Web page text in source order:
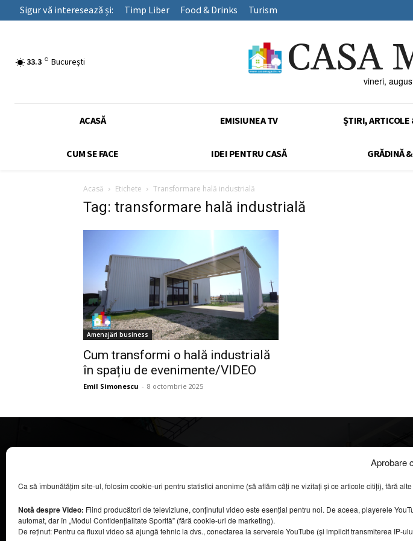
Aprobare
Ca să îmbunătățim site-ul, folosim cookie-uri pentru statistici anonime (să aflăm câți ne vizitați și ce articole citiți), fără
Notă despre Video: Fiind producători de televiziune, conținutul video este esențial pentru noi. De aceea, playerele
automat, dar în „Modul Confidențialitate Sporită” (fără cookie-uri de marketing).
De reținut: Pentru ca fluxul video să ajungă tehnic la dvs., conectarea la serverele YouTube (și implicit transmiterea IP-
Sigur vă interesează și: Timp Liber Food & Drinks Turism
33.3 C București CASA
vineri,
ACASĂ EMISIUNEA TV ȘTIRI,
CUM SE FACE IDEI PENTRU CASĂ GRĂDINĂ
Acasă Etichete Transformare hală industrială
Tag: transformare hală industrială
Amenajări business
Cum transformi o hală industrială
în spațiu de evenimente/VIDEO
Emil Simonescu - 8 octombrie 2025
COOL MEDIA BROADCASTING & EVENTS SRL.
Toate drepturile rezervate.
Contacte în secțiunea „Despre noi”.
Urmăriți emisiunea Casa Magazin pe Digi24,
Info
DESPRE NOI